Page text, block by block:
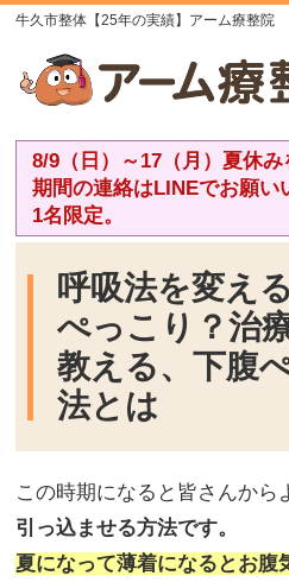
牛久市整体【25年の実績】アーム療整院
8/9（日）～17（月）夏休
期間の連絡はLINEでお願い
1名限定。
呼吸法を変え
ぺっこり？治
教える、下腹
法とは
この時期になると皆さんから
引っ込ませる方法です。
夏になって薄着になるとお腹